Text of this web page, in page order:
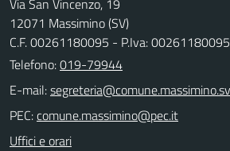
12071 Massimino (SV)
C.F. 00261180095 - P.Iva: 00261180095
Telefono:019-79944
E-mail:
PEC:
Uffici e orari